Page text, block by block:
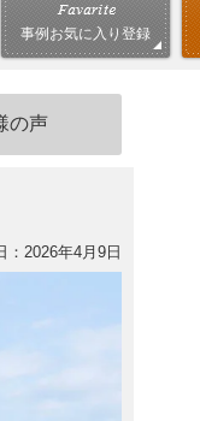
事例お気に入り登録
の声
：2026年4月9日